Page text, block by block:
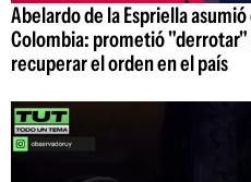
Abelardo de la Espriella
Colombia: prometió
recuperar el orden en el país